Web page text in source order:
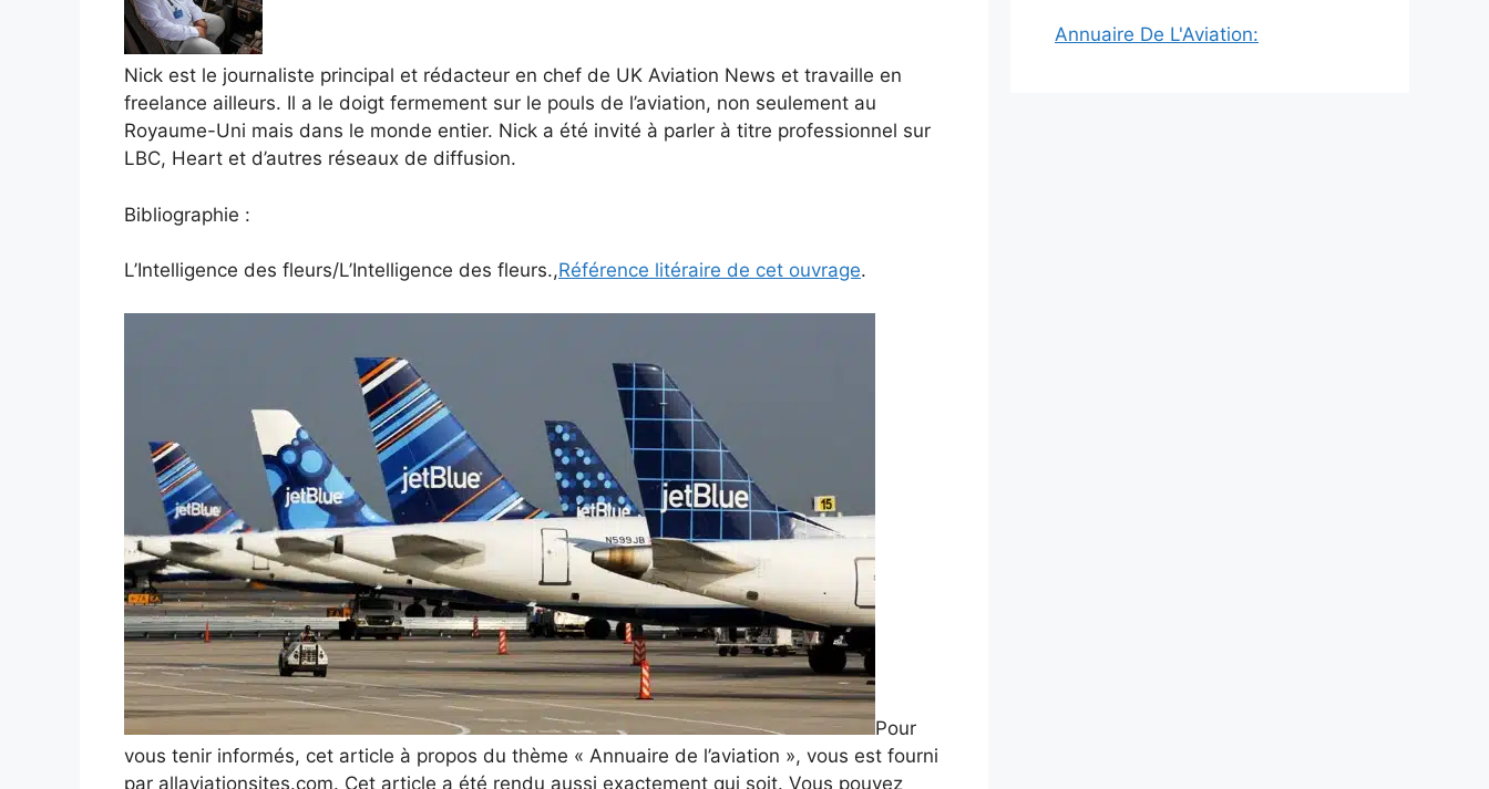
Nick est le journaliste principal et rédacteur en chef de UK Aviation News et travaille en
freelance ailleurs. Il a le doigt fermement sur le pouls de l’aviation, non seulement au
Royaume-Uni mais dans le monde entier. Nick a été invité à parler à titre professionnel sur
LBC, Heart et d’autres réseaux de diffusion.
Bibliographie :
L’Intelligence des fleurs/L’Intelligence des fleurs.,Référence litéraire de cet ouvrage.
Pour
vous tenir informés, cet article à propos du thème « Annuaire de l’aviation », vous est fourni
par allaviationsites.com. Cet article a été rendu aussi exactement qui soit. Vous pouvez
Annuaire De L'Aviation: